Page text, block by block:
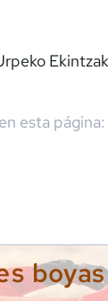
Ekintzak
esta página:
boyas